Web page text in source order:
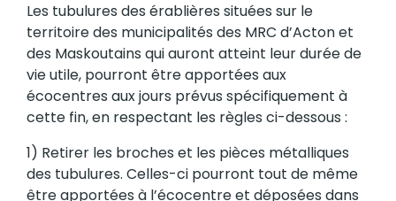
Les tubulures des érablières situées sur le
territoire des municipalités des MRC d’Acton et
des Maskoutains qui auront atteint leur durée de
vie utile, pourront être apportées aux
écocentres aux jours prévus spécifiquement à
cette fin, en respectant les règles ci-dessous :
1) Retirer les broches et les pièces métalliques
des tubulures. Celles-ci pourront tout de même
être apportées à l’écocentre et déposées dans